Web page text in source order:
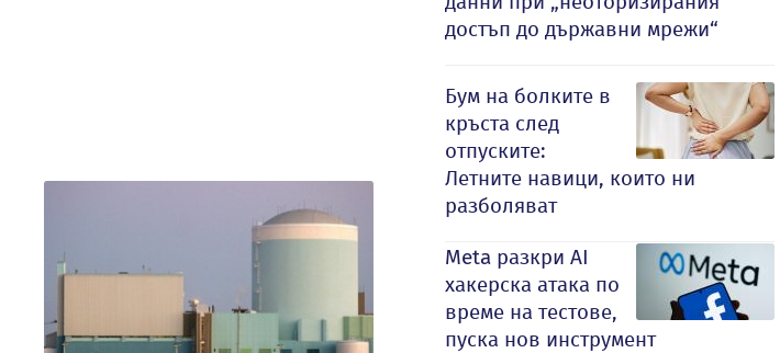
достъп до държавни мрежи“
Бум на болките в
кръста след
отпуските:
Летните навици, които ни
разболяват
Meta разкри AI
хакерска атака по
време на тестове,
пуска нов инструмент